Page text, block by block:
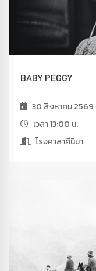
BABY PEGGY
30 สิงหาคม 2569
เวลา 13:00 น.
โรงศาลาศีนิมา